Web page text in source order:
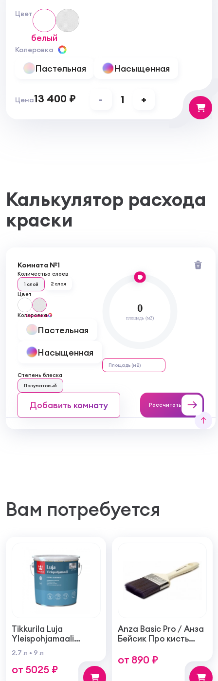
Цвет
белый
Колеровка
Пастельная Насыщенная
Цена13 400 ₽ - 1 +
Калькулятор расхода
краски
Комната №1
Количество слоев
1 слой 2 слоя
Цвет
бесцветный
Колеровка
Пастельная
Насыщенная
Степень блеска
Полуматовый
0
площадь (м2)
Добавить комнату Рассчитать
Вам потребуется
Tikkurila Luja
Yleispohjamaali
Универсальная
грунтовка
2.7 л • 9 л
от 5025 ₽
Anza Basic Pro / Анза
Бейсик Про кисть
ручка
от 890 ₽